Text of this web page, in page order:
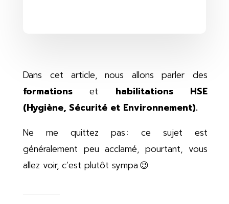
Dans cet article, nous allons parler des
formations et habilitations HSE
(Hygiène, Sécurité et Environnement).
Ne me quittez pas : ce sujet est
généralement peu acclamé, pourtant, vous
allez voir, c’est plutôt sympa 😉